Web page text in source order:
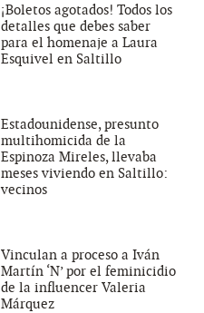
¡Boletos agotados! Todos los
detalles que debes saber
para el homenaje a Laura
Esquivel en Saltillo
Estadounidense, presunto
multihomicida de la
Espinoza Mireles, llevaba
meses viviendo en Saltillo:
vecinos
Vinculan a proceso a Iván
Martín ‘N’ por el feminicidio
de la influencer Valeria
Márquez